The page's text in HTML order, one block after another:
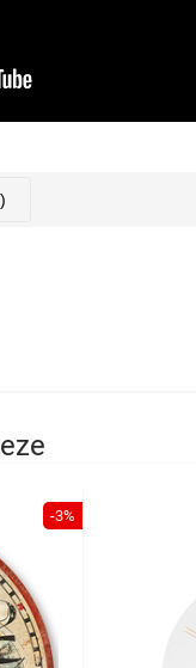
-3%